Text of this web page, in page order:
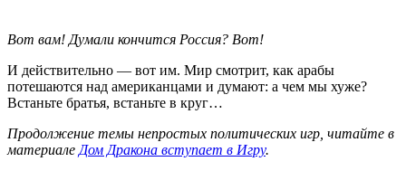
Вот вам! Думали кончится Россия? Вот!
И действительно — вот им. Мир смотрит, как арабы
потешаются над американцами и думают: а чем мы хуже?
Встаньте братья, встаньте в круг…
Продолжение темы непростых политических игр, читайте в
материале Дом Дракона вступает в Игру.